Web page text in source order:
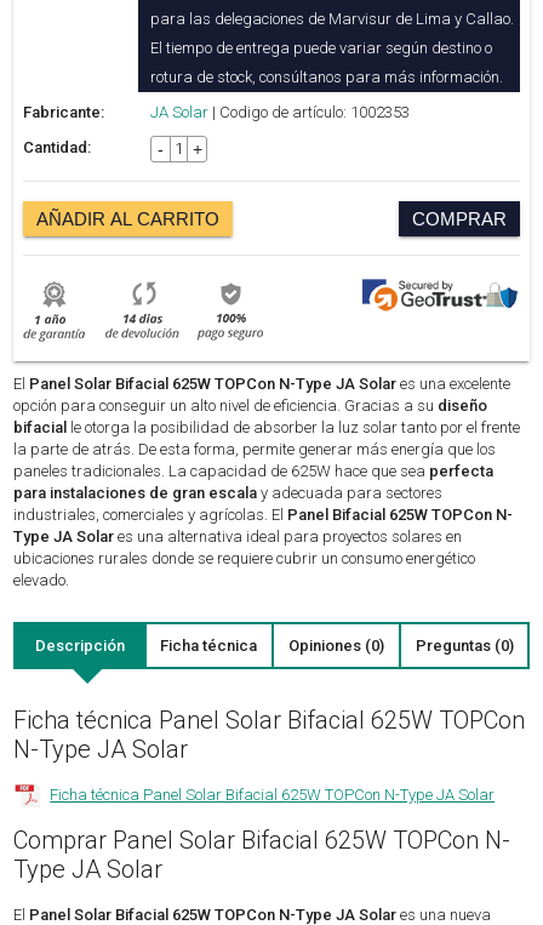
para las delegaciones de Marvisur de Lima y Callao.
El tiempo de entrega puede variar según destino o
rotura de stock, consúltanos para más información.
Fabricante:
JA Solar | Codigo de artículo: 1002353
Cantidad:
- +
AÑADIR AL CARRITO COMPRAR
El Panel Solar Bifacial 625W TOPCon N-Type JA Solar es una excelente
opción para conseguir un alto nivel de eficiencia. Gracias a su diseño
bifacial le otorga la posibilidad de absorber la luz solar tanto por el frente
la parte de atrás. De esta forma, permite generar más energía que los
paneles tradicionales. La capacidad de 625W hace que sea perfecta
para instalaciones de gran escalay adecuada para sectores
industriales, comerciales y agrícolas. El Panel Bifacial 625W TOPCon N-
Type JA Solar es una alternativa ideal para proyectos solares en
ubicaciones rurales donde se requiere cubrir un consumo energético
elevado.
Descripción Ficha técnica Opiniones (0) Preguntas (0)
Ficha técnica Panel Solar Bifacial 625W TOPCon
N-Type JA Solar
Ficha técnica Panel Solar Bifacial 625W TOPCon N-Type JA Solar
Comprar Panel Solar Bifacial 625W TOPCon N-
Type JA Solar
El Panel Solar Bifacial 625W TOPCon N-Type JA Solares una nueva